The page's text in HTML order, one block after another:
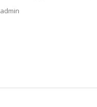
Author
admin